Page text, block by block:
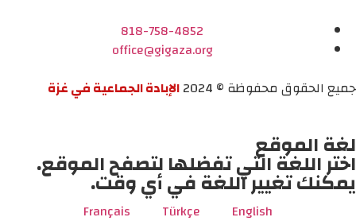
818-758-4852
office@gigaza.org
جميع الحقوق محفوظة © 2024
الإبادة الجماعية في غزة
لغة الموقع
اختر اللغة التي تفضلها لتصفح الموقع.
يمكنك تغيير اللغة في أي وقت.
English
Türkçe
Français